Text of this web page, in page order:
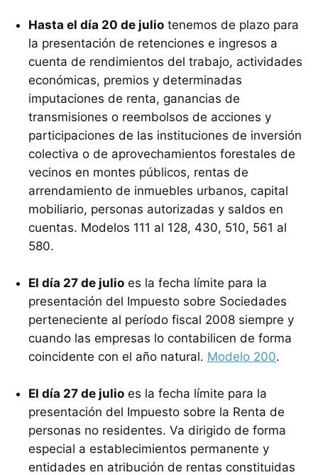
Hasta el día 20 de julio tenemos de plazo para
la presentación de retenciones e ingresos a
cuenta de rendimientos del trabajo, actividades
económicas, premios y determinadas
imputaciones de renta, ganancias de
transmisiones o reembolsos de acciones y
participaciones de las instituciones de inversión
colectiva o de aprovechamientos forestales de
vecinos en montes públicos, rentas de
arrendamiento de inmuebles urbanos, capital
mobiliario, personas autorizadas y saldos en
cuentas. Modelos 111 al 128, 430, 510, 561 al
580.
El día 27 de julio es la fecha límite para la
presentación del Impuesto sobre Sociedades
perteneciente al período fiscal 2008 siempre y
cuando las empresas lo contabilicen de forma
coincidente con el año natural. Modelo 200.
El día 27 de julio es la fecha límite para la
presentación del Impuesto sobre la Renta de
personas no residentes. Va dirigido de forma
especial a establecimientos permanente y
entidades en atribución de rentas constituidas